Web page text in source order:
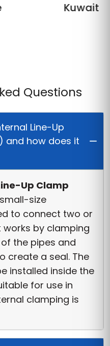
Kuwait
Questions
Line-Up
and how does it
Up Clamp
size
to connect two or
by clamping
the pipes and
create a seal. The
installed inside the
for use in
clamping is